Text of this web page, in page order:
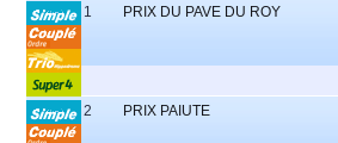
1 PRIX DU PAVE DU ROY
2 PRIX PAIUTE